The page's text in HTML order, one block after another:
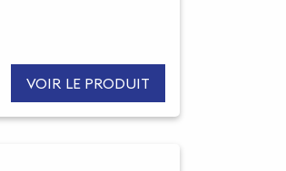
VOIR LE PRODUIT